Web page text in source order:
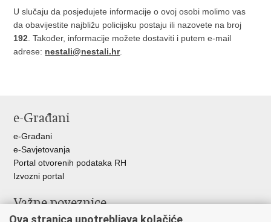
U slučaju da posjedujete informacije o ovoj osobi molimo vas
da obavijestite najbližu policijsku postaju ili nazovete na broj
192 . Također, informacije možete dostaviti i putem e-mail
adrese: nestali@nestali.hr.
e-Građani
e-Građani
e-Savjetovanja
Portal otvorenih podataka RH
Izvozni portal
Važne poveznice
Ova stranica upotrebljava kolačiće